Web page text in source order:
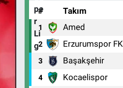
# Takım
1 Amed
2 Erzurumspor FK
3 Başakşehir
4 Kocaelispor